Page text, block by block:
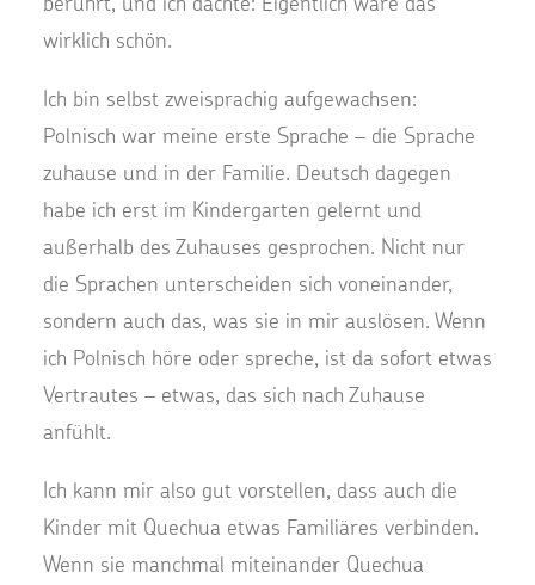
wirklich schön.
Ich bin selbst zweisprachig aufgewachsen:
Polnisch war meine erste Sprache – die Sprache
zuhause und in der Familie. Deutsch dagegen
habe ich erst im Kindergarten gelernt und
außerhalb des Zuhauses gesprochen. Nicht nur
die Sprachen unterscheiden sich voneinander,
sondern auch das, was sie in mir auslösen. Wenn
ich Polnisch höre oder spreche, ist da sofort etwas
Vertrautes – etwas, das sich nach Zuhause
anfühlt.
Ich kann mir also gut vorstellen, dass auch die
Kinder mit Quechua etwas Familiäres verbinden.
Wenn sie manchmal miteinander Quechua